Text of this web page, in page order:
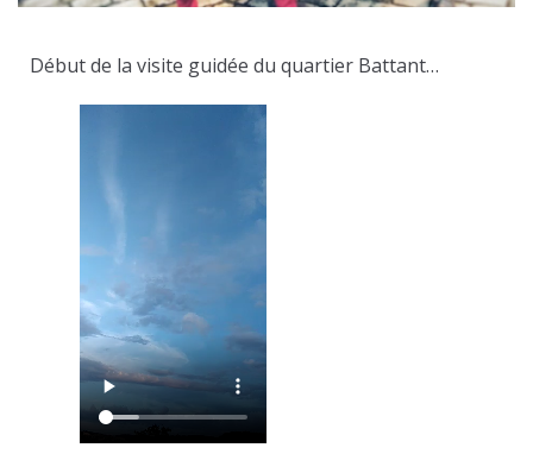
Début de la visite guidée du quartier Battant…